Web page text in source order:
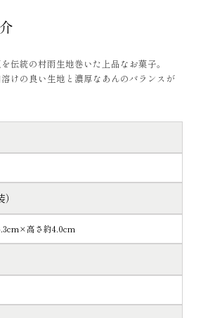
伝統の村雨生地巻いた上品なお菓子。
けの良い生地と濃厚なあんのバランスが
高さ約4.0cm